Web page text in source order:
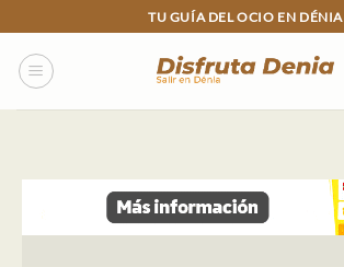
to
content
TU GUÍA DEL OCIO EN DÉNIA